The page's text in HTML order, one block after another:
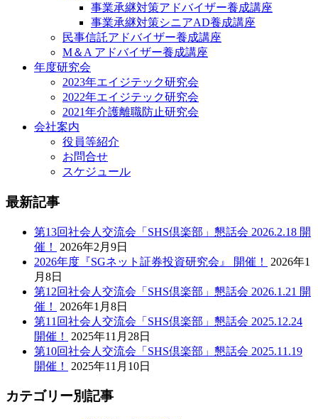
事業承継対策アドバイザー養成講座
事業承継対策シニアAD養成講座
民事信託アドバイザー養成講座
M＆A アドバイザー養成講座
年度研究会
2023年エイジテック研究会
2022年エイジテック研究会
2021年介護離職防止研究会
会社案内
役員等紹介
お問合せ
スケジュール
最新記事
第13回社会人交流会「SHS倶楽部」懇話会 2026.2.18 開
催！
2026年2月9日
2026年度『SGネット証券投資研究会』 開催！
2026年1
月8日
第12回社会人交流会「SHS倶楽部」懇話会 2026.1.21 開
催！
2026年1月8日
第11回社会人交流会「SHS倶楽部」懇話会 2025.12.24
開催！
2025年11月28日
第10回社会人交流会「SHS倶楽部」懇話会 2025.11.19
開催！
2025年11月10日
カテゴリー別記事